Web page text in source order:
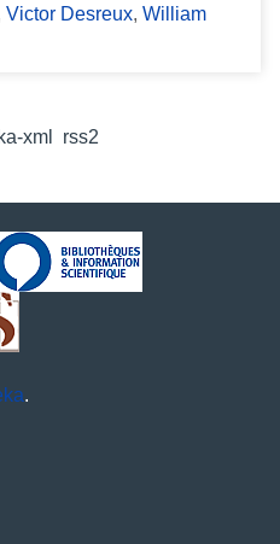
Victor Desreux, William
xml rss2
.